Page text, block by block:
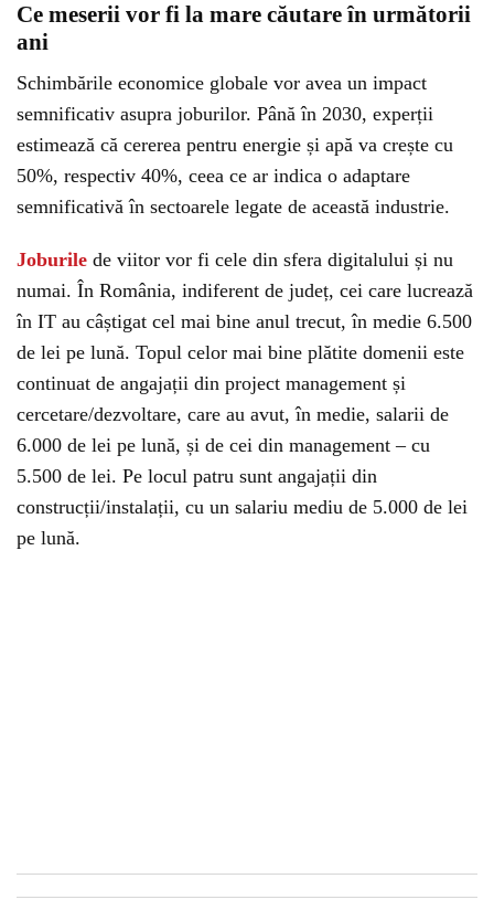
Ce meserii vor fi la mare căutare în următorii
ani
Schimbările economice globale vor avea un impact
semnificativ asupra joburilor. Până în 2030, experții
estimează că cererea pentru energie și apă va crește cu
50%, respectiv 40%, ceea ce ar indica o adaptare
semnificativă în sectoarele legate de această industrie.
Joburile de viitor vor fi cele din sfera digitalului și nu
numai. În România, indiferent de județ, cei care lucrează
în IT au câștigat cel mai bine anul trecut, în medie 6.500
de lei pe lună. Topul celor mai bine plătite domenii este
continuat de angajații din project management și
cercetare/dezvoltare, care au avut, în medie, salarii de
6.000 de lei pe lună, și de cei din management – cu
5.500 de lei. Pe locul patru sunt angajații din
construcții/instalații, cu un salariu mediu de 5.000 de lei
pe lună.